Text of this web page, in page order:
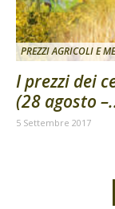
PREZZI AGRICOLI E
I prezzi dei
(28 agosto
5 Settembre 2017